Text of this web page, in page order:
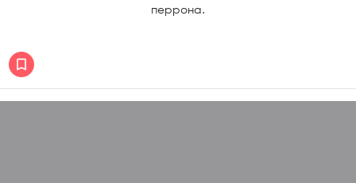
перрона.